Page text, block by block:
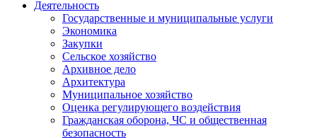
Деятельность
Государственные и муниципальные услуги
Экономика
Закупки
Сельское хозяйство
Архивное дело
Архитектура
Муниципальное хозяйство
Оценка регулирующего воздействия
Гражданская оборона, ЧС и общественная
безопасность